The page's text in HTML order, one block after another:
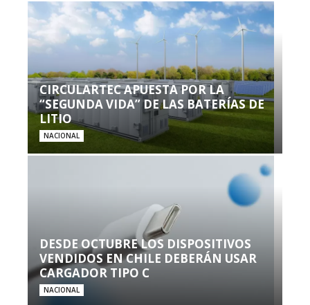
CIRCULARTEC APUESTA POR LA
“SEGUNDA VIDA” DE LAS BATERÍAS DE
LITIO
NACIONAL
DESDE OCTUBRE LOS DISPOSITIVOS
VENDIDOS EN CHILE DEBERÁN USAR
CARGADOR TIPO C
NACIONAL